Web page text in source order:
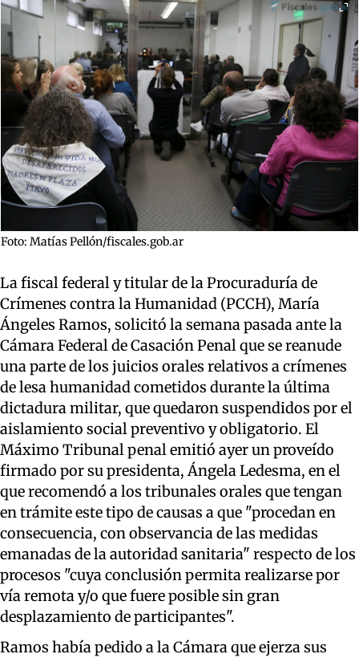
Foto: Matías Pellón/fiscales.gob.ar
La fiscal federal y titular de la Procuraduría de
Crímenes contra la Humanidad (PCCH), María
Ángeles Ramos, solicitó la semana pasada ante la
Cámara Federal de Casación Penal que se reanude
una parte de los juicios orales relativos a crímenes
de lesa humanidad cometidos durante la última
dictadura militar, que quedaron suspendidos por el
aislamiento social preventivo y obligatorio. El
Máximo Tribunal penal emitió ayer un proveído
firmado por su presidenta, Ángela Ledesma, en el
que recomendó a los tribunales orales que tengan
en trámite este tipo de causas a que "procedan en
consecuencia, con observancia de las medidas
emanadas de la autoridad sanitaria" respecto de los
procesos "cuya conclusión permita realizarse por
vía remota y/o que fuere posible sin gran
desplazamiento de participantes".
Ramos había pedido a la Cámara que ejerza sus